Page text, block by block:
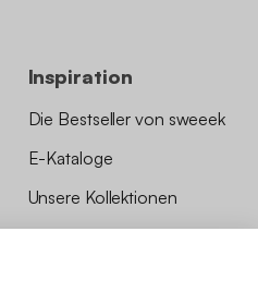
Inspiration
Die Bestseller von sweeek
E-Kataloge
Unsere Kollektionen